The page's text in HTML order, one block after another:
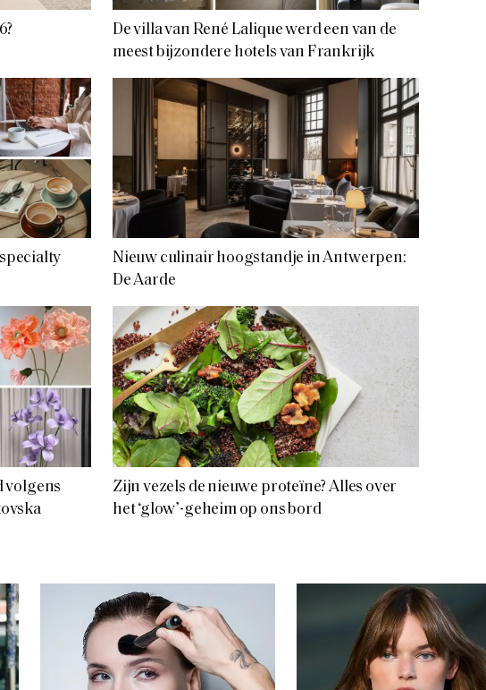
De villa van René Lalique werd een van de
meest bijzondere hotels van Frankrijk
Nieuw culinair hoogstandje in Antwerpen:
De Aarde
volgens
Zijn vezels de nieuwe proteïne? Alles over
het ‘glow’-geheim op ons bord